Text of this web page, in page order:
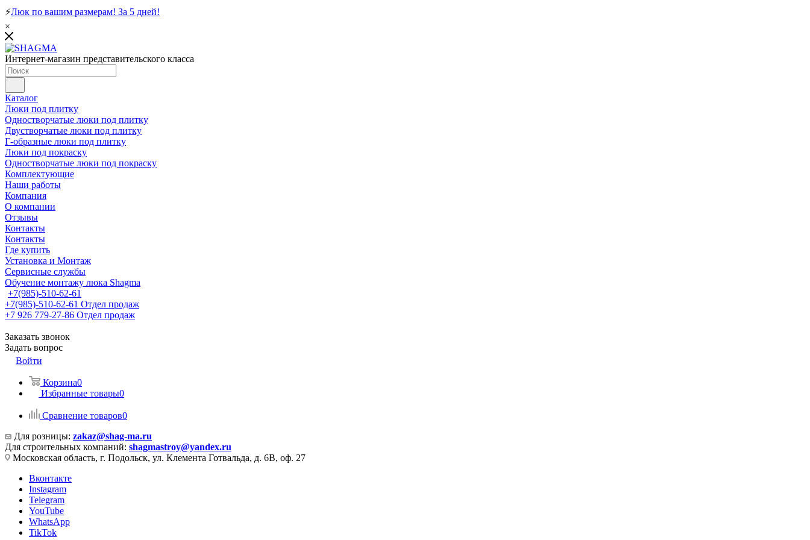
⚡Люк по вашим размерам! За 5 дней!
×
Интернет-магазин представительского класса
Каталог
Люки под плитку
Одностворчатые люки под плитку
Двустворчатые люки под плитку
Г-образные люки под плитку
Люки под покраску
Одностворчатые люки под покраску
Комплектующие
Наши работы
Компания
О компании
Отзывы
Контакты
Контакты
Где купить
Установка и Монтаж
Сервисные службы
Обучение монтажу люка Shagma
+7(985)-510-62-61
+7(985)-510-62-61 Отдел продаж
‪+7 926 779-27-86‬ Отдел продаж
Заказать звонок
Задать вопрос
Войти
Корзина0
Избранные товары0
Сравнение товаров0
Для розницы: zakaz@shag-ma.ru
Для строительных компаний: shagmastroy@yandex.ru
Московская область, г. Подольск, ул. Клемента Готвальда, д. 6В, оф. 27
Вконтакте
Instagram
Telegram
YouTube
WhatsApp
TikTok